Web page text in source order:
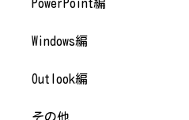
PowerPoint編
Windows編
Outlook編
その他